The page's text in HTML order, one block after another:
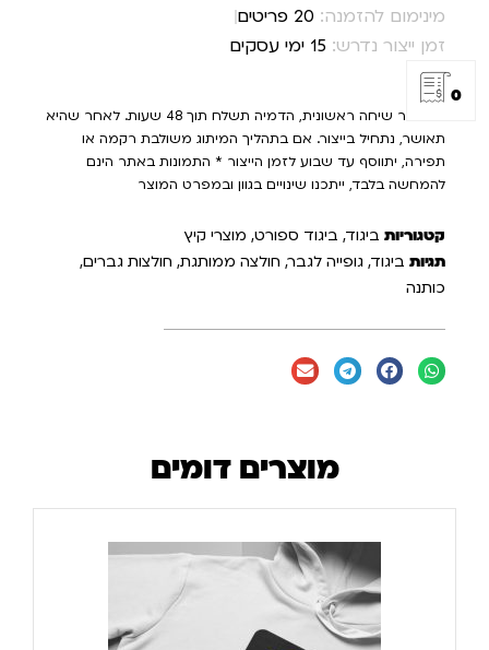
0
מינימום להזמנה: 20 פריטים
זמן ייצור נדרש: 15 ימי עסקים
* לאחר שיחה ראשונית, הדמיה תשלח תוך 48 שעות. לאחר שהיא
תאושר, נתחיל בייצור. אם בתהליך המיתוג משולבת רקמה או
תפירה, יתווסף עד שבוע לזמן הייצור * התמונות באתר הינם
להמחשה בלבד, ייתכנו שינויים בגוון ובמפרט המוצר
קטגוריות ביגוד, ביגוד ספורט, מוצרי קיץ
תגיות ביגוד, גופייה לגבר, חולצה ממותגת, חולצות גברים,
כותנה
מוצרים דומים